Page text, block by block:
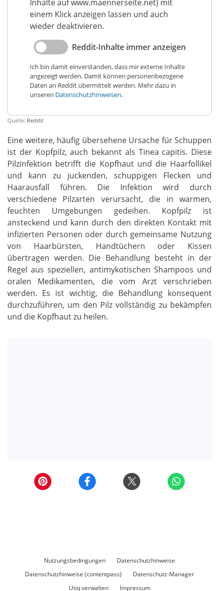
Inhalte auf www.maennerseite.net) mit
einem Klick anzeigen lassen und auch
wieder deaktivieren.
Reddit-Inhalte immer anzeigen
Ich bin damit einverstanden, dass mir externe Inhalte
angezeigt werden. Damit können personenbezogene
Daten an Reddit übermittelt werden. Mehr dazu in
unseren Datenschutzhinweisen.
Quelle: Reddit
Eine weitere, häufig übersehene Ursache für Schuppen
ist der Kopfpilz, auch bekannt als Tinea capitis. Diese
Pilzinfektion betrifft die Kopfhaut und die Haarfollikel
und kann zu juckenden, schuppigen Flecken und
Haarausfall führen. Die Infektion wird durch
verschiedene Pilzarten verursacht, die in warmen,
feuchten Umgebungen gedeihen. Kopfpilz ist
ansteckend und kann durch den direkten Kontakt mit
infizierten Personen oder durch gemeinsame Nutzung
von Haarbürsten, Handtüchern oder Kissen
übertragen werden. Die Behandlung besteht in der
Regel aus speziellen, antimykotischen Shampoos und
oralen Medikamenten, die vom Arzt verschrieben
werden. Es ist wichtig, die Behandlung konsequent
durchzuführen, um den Pilz vollständig zu bekämpfen
und die Kopfhaut zu heilen.
Nutzungsbedingungen
Datenschutzhinweise
Datenschutzhinweise (contentpass)
Datenschutz-Manager
Utiq verwalten
Impressum